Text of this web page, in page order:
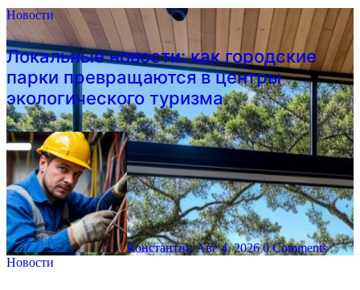
Новости
Локальные новости: как городские
парки превращаются в центры
экологического туризма
КонстантинАвг 4, 2026 0 Comments
Новости